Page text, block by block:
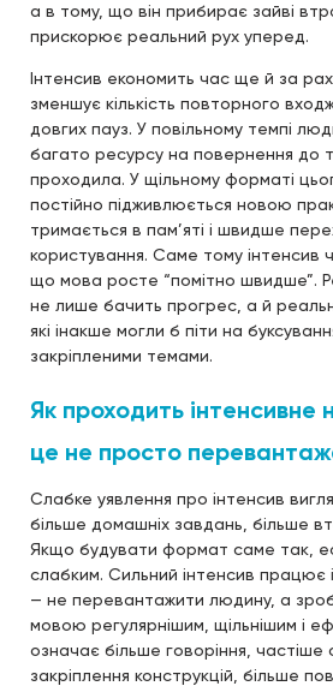
а в тому, що він прибирає зайві
прискорює реальний рух уперед.
Інтенсив економить час ще й за
зменшує кількість повторного
довгих пауз. У повільному темпі
багато ресурсу на повернення до
проходила. У щільному форматі
постійно підживлюється новою
тримається в пам’яті і швидше
користування. Саме тому інтенсив
що мова росте “помітно швидше”.
не лише бачить прогрес, а й
які інакше могли б піти на
закріпленими темами.
Як проходить інтенсивне
це не просто
Слабке уявлення про інтенсив
більше домашніх завдань, більше
Якщо будувати формат саме так,
слабким. Сильний інтенсив працює
— не перевантажити людину, а
мовою регулярнішим, щільнішим і
означає більше говоріння,
закріплення конструкцій, більше